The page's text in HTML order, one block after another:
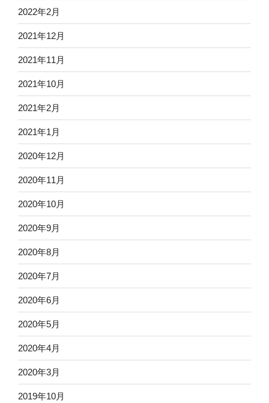
2022年2月
2021年12月
2021年11月
2021年10月
2021年2月
2021年1月
2020年12月
2020年11月
2020年10月
2020年9月
2020年8月
2020年7月
2020年6月
2020年5月
2020年4月
2020年3月
2019年10月